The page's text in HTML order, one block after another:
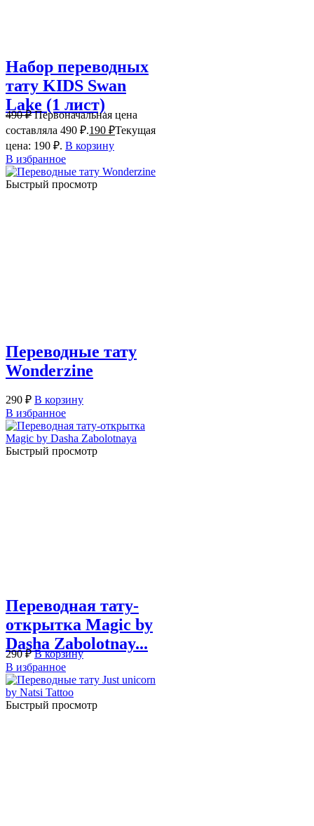
Набор переводных
тату KIDS Swan
Lake (1 лист)
490₽ Первоначальная цена
составляла 490 ₽.190 ₽Текущая
цена: 190 ₽. В корзину
В избранное
Быстрый просмотр
Переводные тату
Wonderzine
290 ₽ В корзину
В избранное
Быстрый просмотр
Переводная тату-
открытка Magic by
Dasha Zabolotnay...
290₽ В корзину
В избранное
Быстрый просмотр